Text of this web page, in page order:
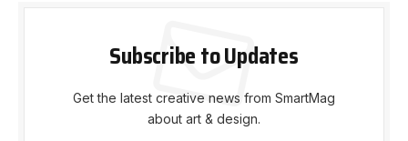
Subscribe to Updates
Get the latest creative news from SmartMag
about art & design.